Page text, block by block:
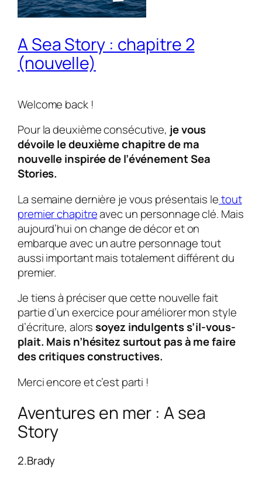
A Sea Story : chapitre 2
(nouvelle)
Welcome back !
Pour la deuxième consécutive, je vous
dévoile le deuxième chapitre de ma
nouvelle inspirée de l’événementSea
Stories.
La semaine dernière je vous présentais letout
premier chapitreavec un personnage clé. Mais
aujourd’hui on change de décor et on
embarque avec un autre personnage tout
aussi important mais totalement différent du
premier.
Je tiens à préciser que cette nouvelle fait
partie d’un exercice pour améliorer mon style
d’écriture, alorssoyez indulgents s’il-vous-
plait. Mais n’hésitez surtout pas à me faire
des critiques constructives.
Merci encore et c’est parti !
Aventures en mer : A sea
Story
2.Brady